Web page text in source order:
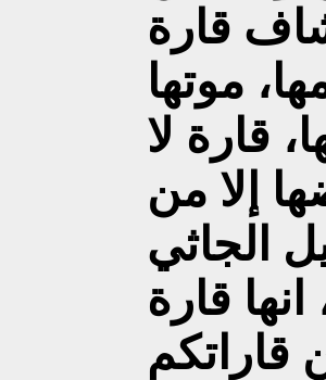
قارة
موتها
قارة لا
إلا من
الجاثي
انها قارة
قاراتکم